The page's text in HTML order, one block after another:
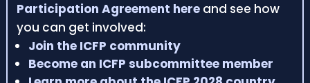
Participation Agreement hereand see how
you can get involved:
Join the ICFP community
Become an ICFP subcommittee member